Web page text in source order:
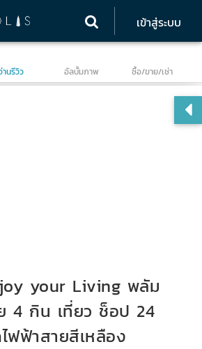
เข้าสู่ระบบ
านรีวิว อัลบั้มภาพ ซื้อ/ขาย/เช่า
พ
your Living พลัม
4 กิน เที่ยว ช็อป 24
ฟฟ้าสายสีเหลือง